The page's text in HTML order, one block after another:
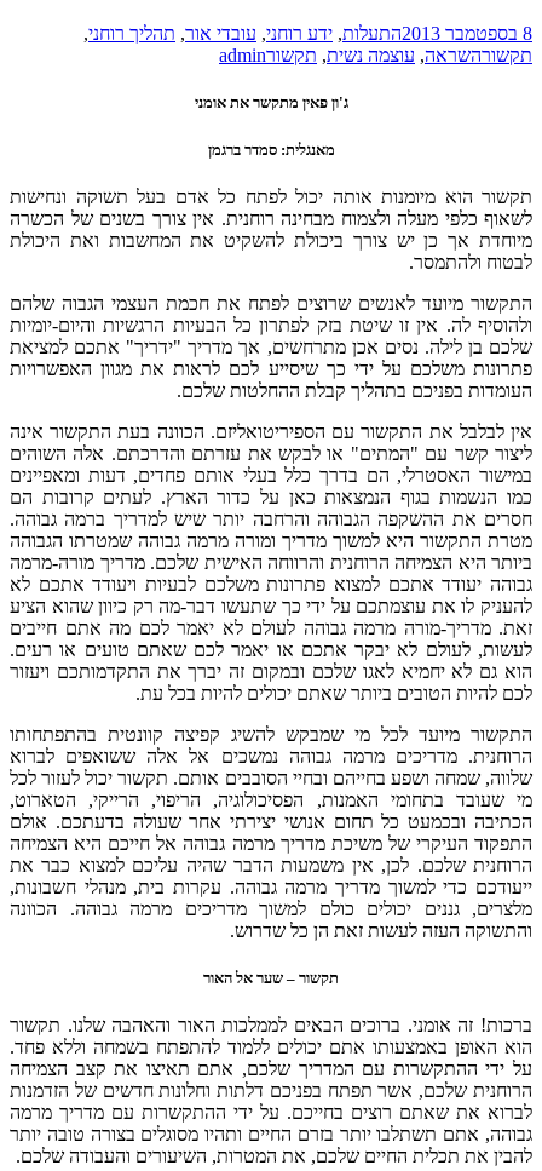
8 בספטמבר 2013 התעלות, ידע רוחני, עובדי אור, תהליך רוחני,
תקשורהשראה, עוצמה נשית, תקשורadmin
ג'ון פאין מתקשר את אומני
מאנגלית: סמדר ברגמן
תקשור הוא מיומנות אותה יכול לפתח כל אדם בעל תשוקה ונחישות
לשאוף כלפי מעלה ולצמוח מבחינה רוחנית. אין צורך בשנים של הכשרה
מיוחדת אך כן יש צורך ביכולת להשקיט את המחשבות ואת היכולת
לבטוח ולהתמסר.
התקשור מיועד לאנשים שרוצים לפתח את חכמת העצמי הגבוה שלהם
ולהוסיף לה. אין זו שיטת בזק לפתרון כל הבעיות הרגשיות והיום-יומיות
שלכם בן לילה. נסים אכן מתרחשים, אך מדריך "ידריך" אתכם למציאת
פתרונות משלכם על ידי כך שיסייע לכם לראות את מגוון האפשרויות
העומדות בפניכם בתהליך קבלת ההחלטות שלכם.
אין לבלבל את התקשור עם הספיריטואליזם. הכוונה בעת התקשור אינה
ליצור קשר עם "המתים" או לבקש את עזרתם והדרכתם. אלה השוהים
במישור האסטרלי, הם בדרך כלל בעלי אותם פחדים, דעות ומאפיינים
כמו הנשמות בגוף הנמצאות כאן על כדור הארץ. לעתים קרובות הם
חסרים את ההשקפה הגבוהה והרחבה יותר שיש למדריך ברמה גבוהה.
מטרת התקשור היא למשוך מדריך ומורה מרמה גבוהה שמטרתו הגבוהה
ביותר היא הצמיחה הרוחנית והרווחה האישית שלכם. מדריך מורה-מרמה
גבוהה יעודד אתכם למצוא פתרונות משלכם לבעיות ויעודד אתכם לא
להעניק לו את עוצמתכם על ידי כך שתעשו דבר-מה רק כיוון שהוא הציע
זאת. מדריך-מורה מרמה גבוהה לעולם לא יאמר לכם מה אתם חייבים
לעשות, לעולם לא יבקר אתכם או יאמר לכם שאתם טועים או רעים.
הוא גם לא יחמיא לאגו שלכם ובמקום זה יברך את התקדמותכם ויעזור
לכם להיות הטובים ביותר שאתם יכולים להיות בכל עת.
התקשור מיועד לכל מי שמבקש להשיג קפיצה קוונטית בהתפתחותו
הרוחנית. מדריכים מרמה גבוהה נמשכים אל אלה ששואפים לברוא
שלווה, שמחה ושפע בחייהם ובחיי הסובבים אותם. תקשור יכול לעזור לכל
מי שעובד בתחומי האמנות, הפסיכולוגיה, הריפוי, הרייקי, הטארוט,
הכתיבה ובכמעט כל תחום אנושי יצירתי אחר שעולה בדעתכם. אולם
התפקוד העיקרי של משיכת מדריך מרמה גבוהה אל חייכם היא הצמיחה
הרוחנית שלכם. לכן, אין משמעות הדבר שהיה עליכם למצוא כבר את
ייעודכם כדי למשוך מדריך מרמה גבוהה. עקרות בית, מנהלי חשבונות,
מלצרים, גננים יכולים כולם למשוך מדריכים מרמה גבוהה. הכוונה
והתשוקה העזה לעשות זאת הן כל שדרוש.
תקשור – שער אל האור
ברכות! זה אומני. ברוכים הבאים לממלכות האור והאהבה שלנו. תקשור
הוא האופן באמצעותו אתם יכולים ללמוד להתפתח בשמחה וללא פחד.
על ידי ההתקשרות עם המדריך שלכם, אתם תאיצו את קצב הצמיחה
הרוחנית שלכם, אשר תפתח בפניכם דלתות וחלונות חדשים של הזדמנות
לברוא את שאתם רוצים בחייכם. על ידי ההתקשרות עם מדריך מרמה
גבוהה, אתם תשתלבו יותר בזרם החיים ותהיו מסוגלים בצורה טובה יותר
להבין את תכלית החיים שלכם, את המטרות, השיעורים והעבודה שלכם.